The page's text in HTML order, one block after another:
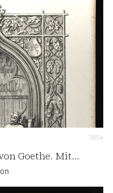
1854
Goethe. Mit…